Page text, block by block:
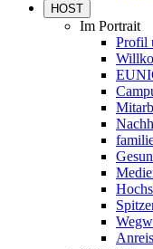
HOST
Im Portrait
Profil